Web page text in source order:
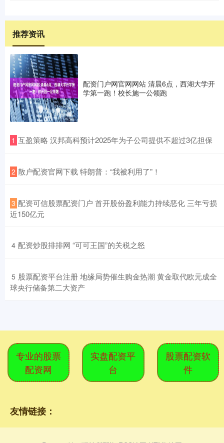
推荐资讯
配资门户网官网网站 清晨6点，西湖大学开
学第一跑！校长施一公领跑
1 ​互盈策略 汉邦高科预计2025年为子公司提供不超过3亿担保
2 ​散户配资官网下载 特朗普：“我被利用了”！
3 ​配资可信股票配资门户 首开股份盈利能力持续恶化 三年亏损
近150亿元
4 ​配资炒股排排网 “可可王国”的关税之怒
5 ​股票配资平台注册 地缘局势催生购金热潮 黄金取代欧元成全
球央行储备第二大资产
专业的股票
配资网
实盘配资平
台
股票配资软
件
友情链接：